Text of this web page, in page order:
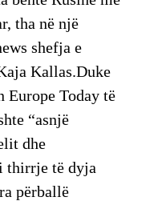
tha në një
shefja e
Kallas.Duke
Today të
“asnjë
dhe
thirrje të dyja
përballë